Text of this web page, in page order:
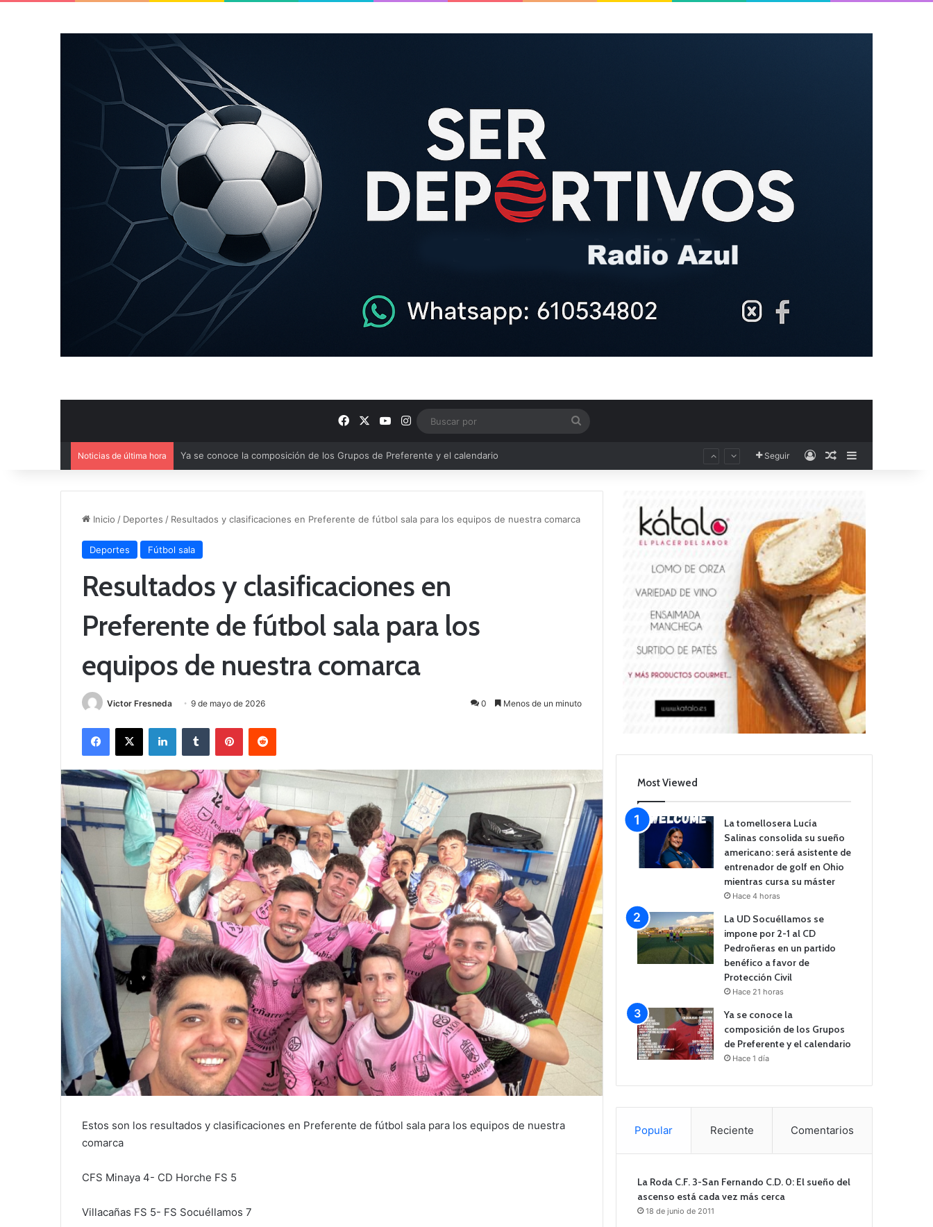
FacebookYouTube
Instagram
Noticias de última hora Agenda deportiva del fin de semana en nuestra comarca Seguir AccesoPublicación al
Inicio / Deportes / Resultados y clasificaciones en Preferente de fútbol sala para los equipos de nuestra comarca
Deportes Fútbol sala
Resultados y clasificaciones en
Preferente de fútbol sala para los
equipos de nuestra comarca
Victor Fresneda 9 de mayo de 2026 0 Menos de un minuto
Estos son los resultados y clasificaciones en Preferente de fútbol sala para los equipos de nuestra
comarca
CFS Minaya 4- CD Horche FS 5
Villacañas FS 5- FS Socuéllamos 7
Most Viewed
La tomellosera Lucía
Salinas consolida su sueño
americano: será asistente de
entrenador de golf en Ohio
mientras cursa su máster
Hace 4 horas
La UD Socuéllamos se
impone por 2-1 al CD
Pedroñeras en un partido
benéfico a favor de
Protección Civil
Hace 21 horas
Ya se conoce la
composición de los Grupos
de Preferente y el calendario
Hace 1 día
Popular Reciente Comentarios
La Roda C.F. 3-San Fernando C.D. 0: El sueño del
ascenso está cada vez más cerca
18 de junio de 2011